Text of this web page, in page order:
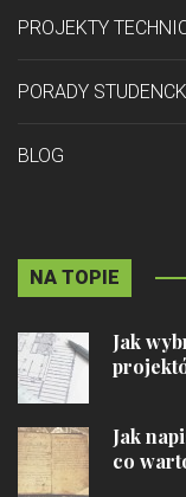
PROJEKTY
PORADY
BLOG
NA TOPIE
Jak
Jak
co